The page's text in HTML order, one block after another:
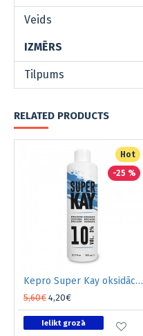
Veids
IZMĒRS
Tilpums
RELATED PRODUCTS
Hot
-25 %
Kepro Super Kay oksidācijas emulsija 3% 360ml
5,60€ 4,20€
Ielikt grozā